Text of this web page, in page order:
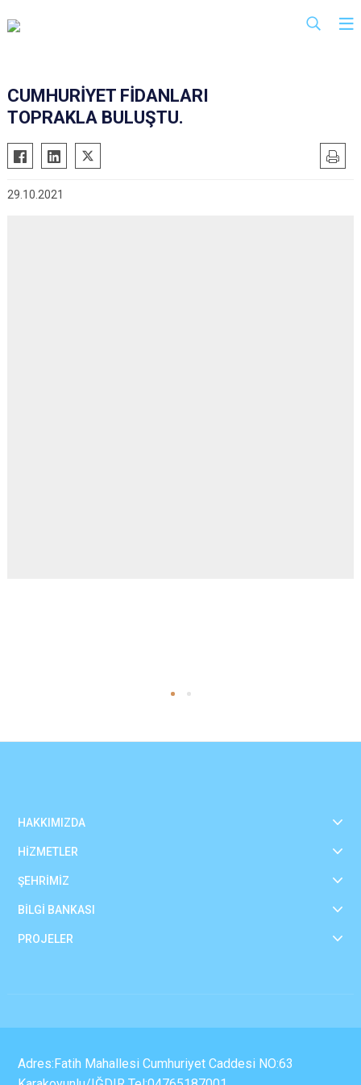
CUMHURİYET FİDANLARI
TOPRAKLA BULUŞTU.
29.10.2021
HAKKIMIZDA
HİZMETLER
ŞEHRİMİZ
BİLGİ BANKASI
PROJELER
Adres:Fatih Mahallesi Cumhuriyet Caddesi NO:63